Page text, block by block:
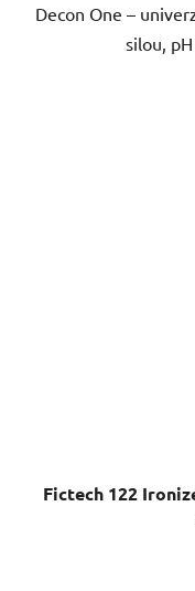
Decon One –
silou,
Fictech 122